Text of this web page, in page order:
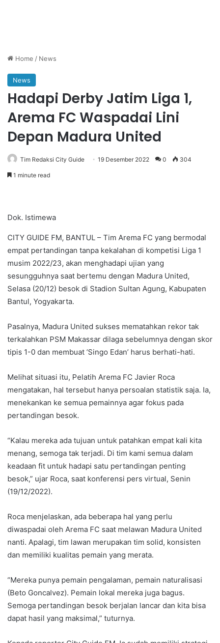
Home / News
News
Hadapi Derby Jatim Liga 1,
Arema FC Waspadai Lini
Depan Madura United
Tim Redaksi City Guide 19 Desember 2022 0 304
1 minute read
Dok. Istimewa
CITY GUIDE FM, BANTUL – Tim Arema FC yang bermodal
empat pertandingan tanpa kekalahan di kompetisi Liga 1
musim 2022/23, akan menghadapi ujian yang
sesungguhnya saat bertemu dengan Madura United,
Selasa (20/12) besok di Stadion Sultan Agung, Kabupaten
Bantul, Yogyakarta.
Pasalnya, Madura United sukses mematahkan rekor tak
terkalahkan PSM Makassar dilaga sebelumnya dengan skor
tipis 1-0 dan membuat ‘Singo Edan’ harus berhati-hati.
Melihat situasi itu, Pelatih Arema FC Javier Roca
mengatakan, hal tersebut hanya persoalan statistik saja. Ia,
menekankan ke semua pemainnya agar fokus pada
pertandingan besok.
“Kalau mereka ada tujuan untuk patahkan empat kali kita
menang, semoga tak terjadi. Di tim kami semua dalam
keadaan fit untuk hadapi satu pertandingan penting
besok,” ujar Roca, saat konferensi pers virtual, Senin
(19/12/2022).
Roca menjelaskan, ada beberapa hal yang perlu
diwaspadai oleh Arema FC saat melawan Madura United
nanti. Apalagi, tim lawan merupakan tim solid, konsisten
dan memiliki kualitas pemain yang merata.
“Mereka punya pemain pengalaman, pemain naturalisasi
(Beto Goncalvez). Pemain lokal mereka juga bagus.
Semoga pertandingan besok berjalan lancar dan kita bisa
dapat hasil yang maksimal,” tuturnya.